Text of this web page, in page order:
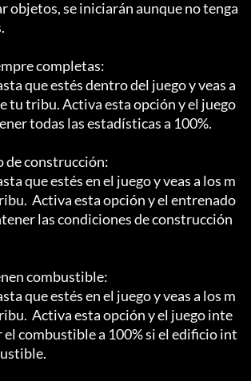
objetos, se iniciarán aunque no tenga
completas:
que estés dentro del juego y veas a
tu tribu. Activa esta opción y el juego
todas las estadísticas a 100%.
de construcción:
que estés en el juego y veas a los m
Activa esta opción y el entrenado
las condiciones de construcción
combustible:
que estés en el juego y veas a los m
Activa esta opción y el juego inte
combustible a 100% si el edificio int